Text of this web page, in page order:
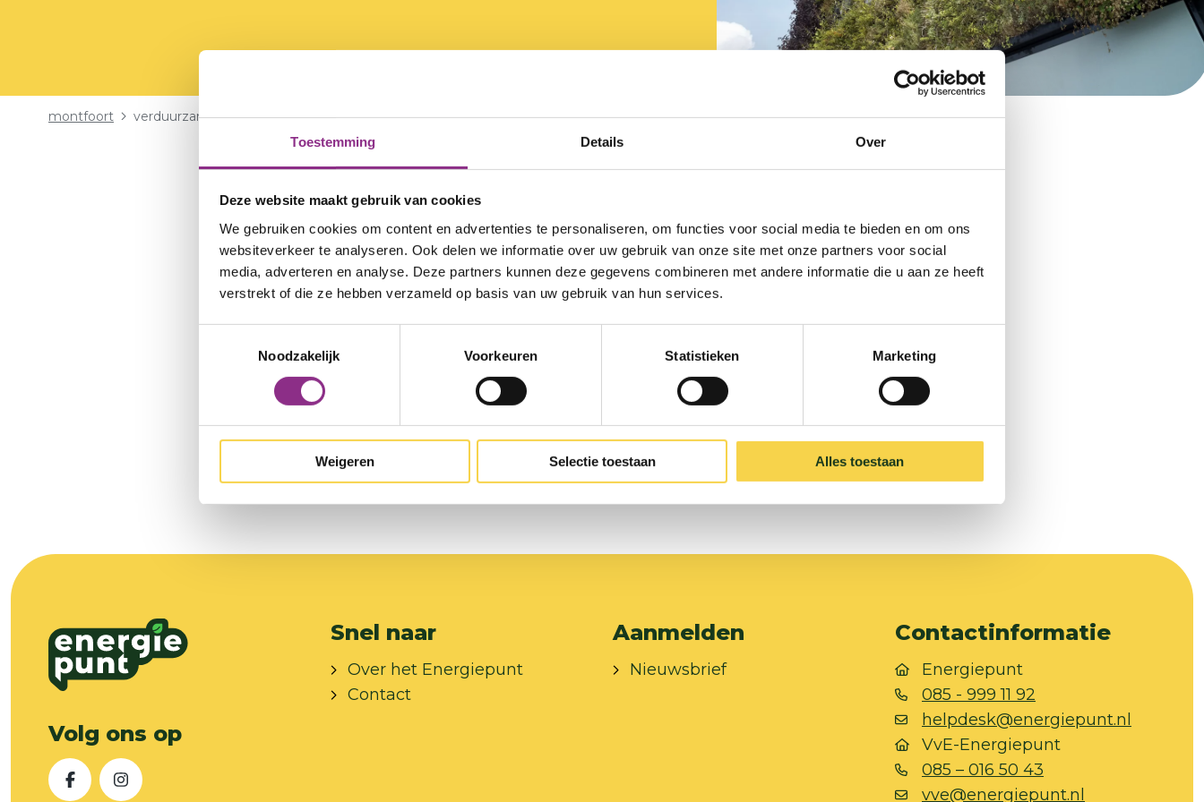
Toestemming Details Over
Deze website maakt gebruik van cookies
We gebruiken cookies om content en advertenties te personaliseren, om functies voor social media te bieden en om ons
websiteverkeer te analyseren. Ook delen we informatie over uw gebruik van onze site met onze partners voor social
media, adverteren en analyse. Deze partners kunnen deze gegevens combineren met andere informatie die u aan ze heeft
verstrekt of die ze hebben verzameld op basis van uw gebruik van hun services.
Noodzakelijk
Voorkeuren Statistieken Marketing
Weigeren Selectie toestaan Alles toestaan
Kruimelpad
montfoort verduurzamen mkb
Voor een micro of kleine mkb-onderneming is het een hele opgave om precies te weten
welke (technische) maatregelen je het beste kunt nemen om jouw onderneming te
verduurzamen en je energieverbruik te verminderen. Waar moet je beginnen en hoe pak je
advies op maat, passend bij jouw bedrijf en ambities.
Meer informatie
Volg ons op
FacebookInstagram
Snel naar
Over het Energiepunt
Contact
Aanmelden
Nieuwsbrief
Contactinformatie
Energiepunt
085 - 999 11 92
helpdesk@energiepunt.nl
VvE-Energiepunt
085 – 016 50 43
vve@energiepunt.nl